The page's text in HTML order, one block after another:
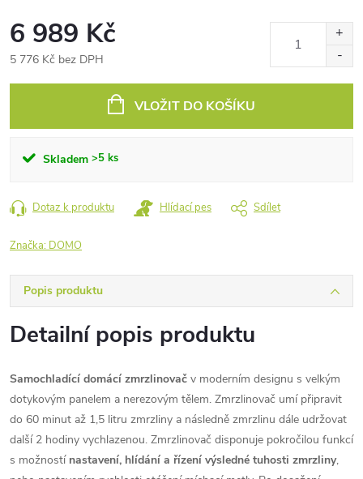
Skladem >5 ks
6 989 Kč
5 776 Kč bez DPH
VLOŽIT DO KOŠÍKU
Dotaz k produktu Hlídací pes Sdílet
Značka: DOMO
Popis produktu
Detailní popis produktu
Samochladící domácí zmrzlinovač v moderním designu s velkým
dotykovým panelem a nerezovým tělem. Zmrzlinovač umí připravit
do 60 minut až 1,5 litru zmrzliny a následně zmrzlinu dále udržovat
další 2 hodiny vychlazenou. Zmrzlinovač disponuje pokročilou funkcí
s možností nastavení, hlídání a řízení výsledné tuhosti zmrzliny,